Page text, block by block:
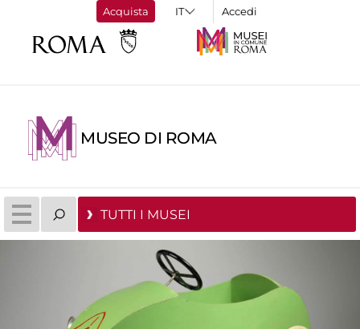
Acquista Accedi
MUSEO DI ROMA
TUTTI I MUSEI